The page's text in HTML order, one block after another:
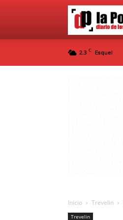
2.3 C Esquel
Inicio Trevelin
Trevelin